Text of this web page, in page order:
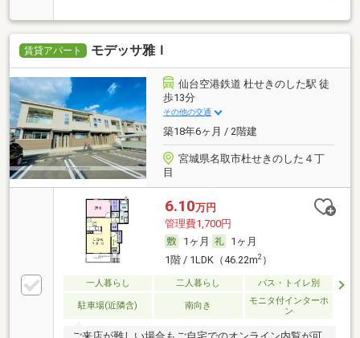
賃貸アパート モデッサ雅Ｉ
仙台空港鉄道 杜せきのした駅 徒
歩13分
その他の交通
築18年6ヶ月 / 2階建
宮城県名取市杜せきのした４丁
目
6.10万円
管理費1,700円
1ヶ月
1ヶ月
1階 / 1LDK（46.22m2）
一人暮らし 二人暮らし バス・トイレ別
駐車場(近隣含) 南向き
モニタ付インターホ
ン